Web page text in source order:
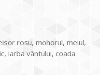
rosu, mohorul, meiul,
iarba vântului, coada